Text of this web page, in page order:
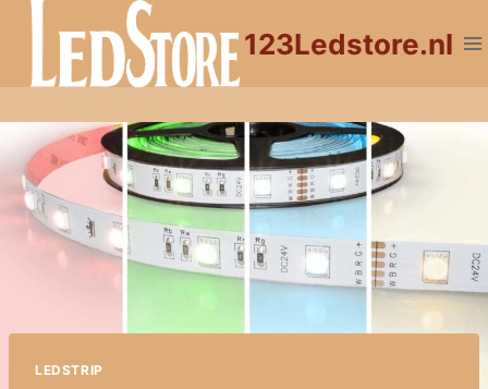
Doorgaan
inhoud
123Ledstore.nl
LEDSTRIP